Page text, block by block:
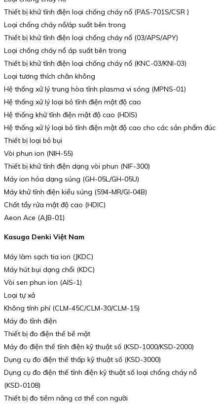
Thiết bị khử tĩnh điện loại chống cháy nổ (PAS-701S/CSR )
Loại chống cháy nổ/áp suất bên trong
Thiết bị khử tĩnh điện loại chống cháy nổ (03/APS/APY)
Loại chống cháy nổ áp suất bên trong
Thiết bị khử tĩnh điện loại chống cháy nổ (KNC-03/KNI-03)
Loại tương thích chân không
Hệ thống xử lý trung hòa tĩnh plasma vi sóng (MPNS-01)
Hệ thống xử lý loại bỏ tĩnh điện mật độ cao
Hệ thống khử tĩnh điện mật độ cao (HDIS)
Hệ thống xử lý loại bỏ tĩnh điện mật độ cao cho các sản phẩm đúc
Thiết bị loại bỏ bụi
Vòi phun ion (NIH-55)
Thiết bị khử tĩnh điện dạng vòi phun (NIF-300)
Máy ion hóa dạng súng (GH-05L/GH-05U)
Máy khử tĩnh điện kiểu súng (594-MR/GI-04B)
Chất tẩy rửa mật độ cao (HDIC)
Aeon Ace (AJB-01)
Kasuga Denki Việt Nam
Máy làm sạch tia ion (JKDC)
Máy hút bụi dạng chổi (KDC)
Vòi sen phun ion (AIS-1)
Loại tự xả
Không tính phí (CLM-45C/CLM-30/CLM-15)
Máy đo tĩnh điện
Thiết bị đo điện thế bề mặt
Máy đo điện thế tĩnh điện kỹ thuật số (KSD-1000/KSD-2000)
Dụng cụ đo điện thế thấp kỹ thuật số (KSD-3000)
Dụng cụ đo điện thế tĩnh điện kỹ thuật số loại chống cháy nổ
(KSD-0108)
Thiết bị đo tiềm năng cơ thể con người